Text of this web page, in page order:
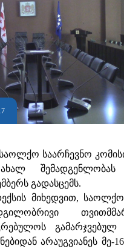
საარჩევნო
შემადგენლობას
გადასცემს.
მიხედვით,
გამარჯვებულ
არაუგვიანეს მე-